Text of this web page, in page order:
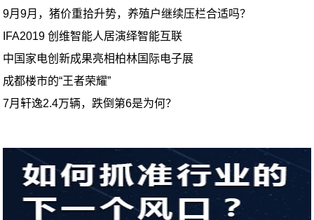
9月9月，猪价重拾升势，养殖户继续压栏合适吗？
IFA2019 创维智能人居演绎智能互联
中国家电创新成果亮相柏林国际电子展
成都楼市的“王者荣耀”
7月轩逸2.4万辆，跌倒第6是为何？